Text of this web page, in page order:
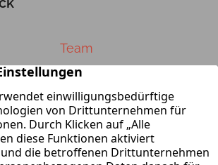
Team
Impressum